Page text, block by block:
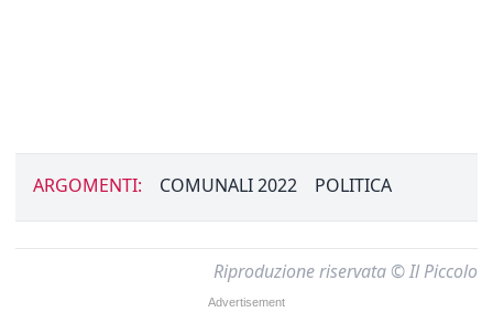
ARGOMENTI: COMUNALI 2022 POLITICA
Riproduzione riservata © Il Piccolo